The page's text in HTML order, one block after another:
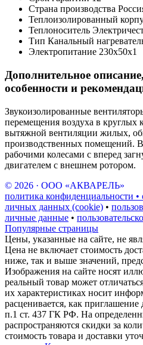
Страна производства
Теплоизолированный
Теплоноситель
Тип Канальный
Электропитание 230x50x1
Дополнительное
особенности и
Звукоизолированные
перемещения воздуха в круглых
вытяжной вентиляции жилых,
производственных помещений.
рабочими колесами с вперед
двигателем с внешнем ротором.
© 2026 · ООО «АКВАРЕЛЬ»
политика конфиденциальности •
личных данных (cookie) •
личные данные •
Популярные страницы
Цены, указанные на сайте, не
Цена не включает стоимость
ниже, так и выше значений,
Изображения на сайте носят
реальный товар может
их характеристиках носит
расценивается, как
п.1 ст. 437 ГК РФ. На
распространяются скидки за
стоимость товара и доставки